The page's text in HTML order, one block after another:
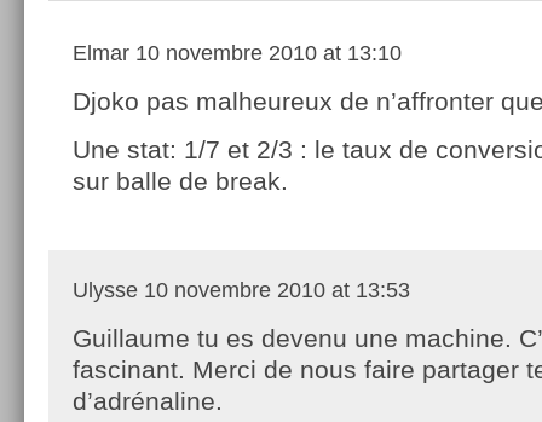
Elmar 10 novembre 2010 at 13:10
Djoko pas malheureux de n’affronter
Une stat: 1/7 et 2/3 : le taux de
sur balle de break.
Ulysse 10 novembre 2010 at 13:53
Guillaume tu es devenu une machine.
fascinant. Merci de nous faire partager
d’adrénaline.